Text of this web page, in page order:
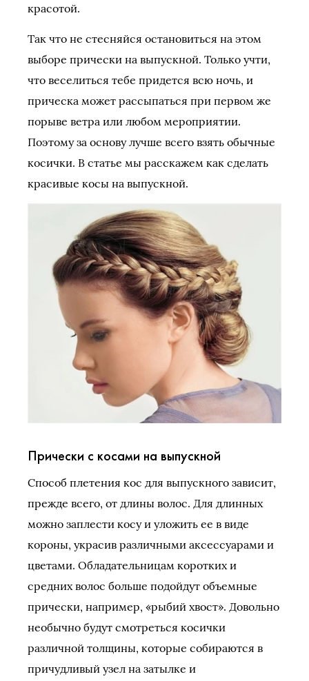
красотой.
Так что не стесняйся остановиться на этом
выборе прически на выпускной. Только учти,
что веселиться тебе придется всю ночь, и
прическа может рассыпаться при первом же
порыве ветра или любом мероприятии.
Поэтому за основу лучше всего взять обычные
косички. В статье мы расскажем как сделать
красивые косы на выпускной.
Прически с косами на выпускной
Способ плетения кос для выпускного зависит,
прежде всего, от длины волос. Для длинных
можно заплести косу и уложить ее в виде
короны, украсив различными аксессуарами и
цветами. Обладательницам коротких и
средних волос больше подойдут объемные
прически, например, «рыбий хвост». Довольно
необычно будут смотреться косички
различной толщины, которые собираются в
причудливый узел на затылке и